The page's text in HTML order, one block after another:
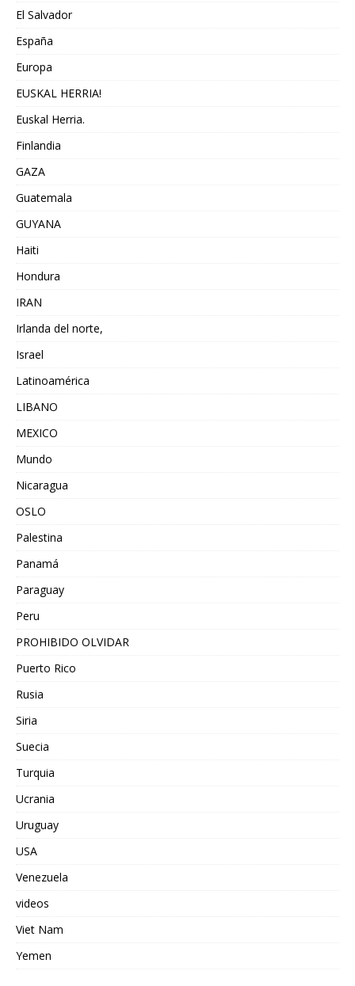
El Salvador
España
Europa
EUSKAL HERRIA!
Euskal Herria.
Finlandia
GAZA
Guatemala
GUYANA
Haiti
Hondura
IRAN
Irlanda del norte,
Israel
Latinoamérica
LIBANO
MEXICO
Mundo
Nicaragua
OSLO
Palestina
Panamá
Paraguay
Peru
PROHIBIDO OLVIDAR
Puerto Rico
Rusia
Siria
Suecia
Turquia
Ucrania
Uruguay
USA
Venezuela
videos
Viet Nam
Yemen